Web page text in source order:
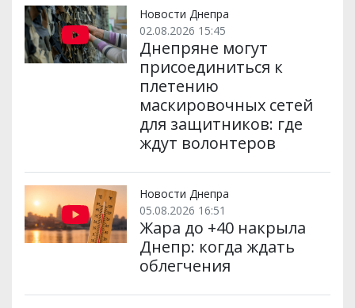
и k m p
Новости Днепра
02.08.2026 15:45
Днепряне могут
присоединиться к
плетению
маскировочных сетей
для защитников: где
ждут волонтеров
Новости Днепра
05.08.2026 16:51
Жара до +40 накрыла
Днепр: когда ждать
облегчения